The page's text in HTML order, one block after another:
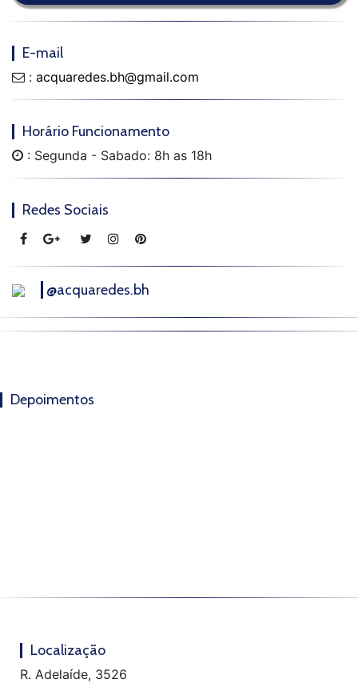
E-mail
: acquaredes.bh@gmail.com
Horário Funcionamento
: Segunda - Sabado: 8h as 18h
Redes Sociais
@acquaredes.bh
Depoimentos
Localização
R. Adelaíde, 3526